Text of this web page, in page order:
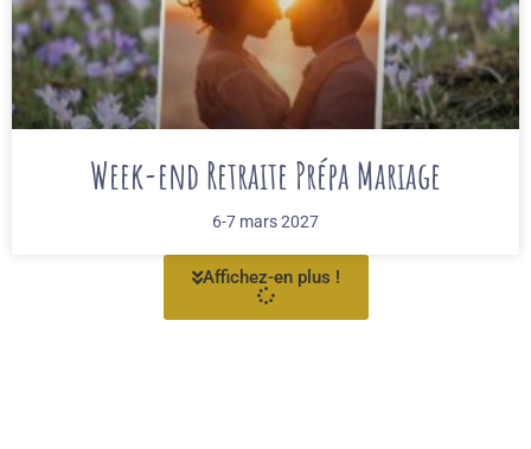
Week-end Retraite Prépa Mariage
6-7 mars 2027
Affichez-en plus !